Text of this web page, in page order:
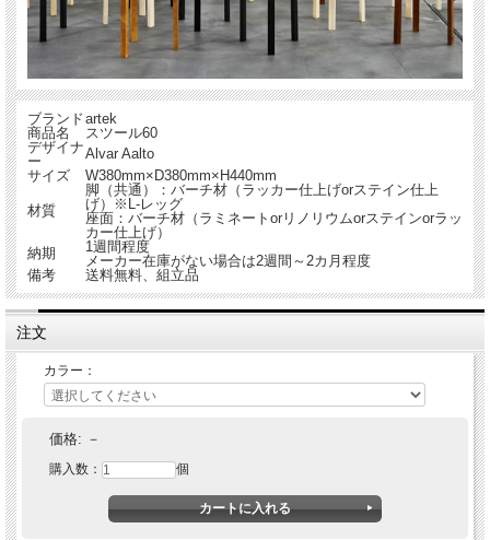
ブランドartek
商品名
スツール60
デザイナ
ー
Alvar Aalto
サイズ
W380mm×D380mm×H440mm
材質
脚（共通）：バーチ材（ラッカー仕上げorステイン仕上
げ）※L-レッグ
座面：バーチ材（ラミネートorリノリウムorステインorラッ
カー仕上げ）
納期
1週間程度
メーカー在庫がない場合は2週間～2カ月程度
備考
送料無料、組立品
注文
カラー：
価格: －
購入数： 個